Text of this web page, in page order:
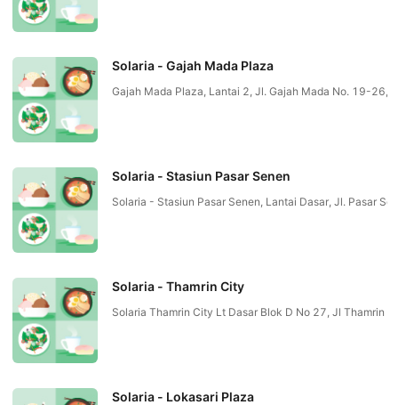
Solaria - Gajah Mada Plaza
Gajah Mada Plaza, Lantai 2, Jl. Gajah Mada No. 19-26,
Solaria - Stasiun Pasar Senen
Solaria - Stasiun Pasar Senen, Lantai Dasar, Jl. Pasar
Solaria - Thamrin City
Solaria Thamrin City Lt Dasar Blok D No 27, Jl Thamrin
Solaria - Lokasari Plaza